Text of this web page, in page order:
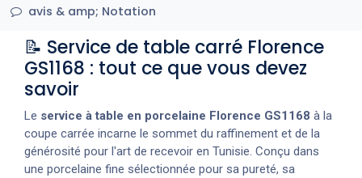
avis & amp; Notation
📝 Service de table carré Florence
GS1168 : tout ce que vous devez
savoir
Le service à table en porcelaine Florence GS1168 à la
coupe carrée incarne le sommet du raffinement et de la
générosité pour l'art de recevoir en Tunisie. Conçu dans
une porcelaine fine sélectionnée pour sa pureté, sa